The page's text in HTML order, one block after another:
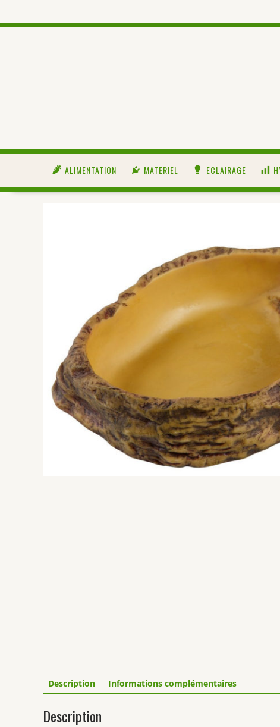
ALIMENTATION MATERIEL ECLAIRAGE
Description Informations complémentaires
Description